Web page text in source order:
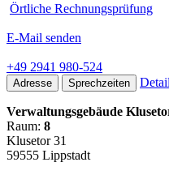
Örtliche Rechnungsprüfung
E-Mail senden
+49 2941 980-524
Adresse Sprechzeiten
Verwaltungsgebäude
Raum: 8
Klusetor 31
59555 Lippstadt